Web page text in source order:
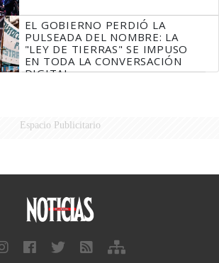
EL GOBIERNO PERDIÓ LA
PULSEADA DEL NOMBRE: LA
"LEY DE TIERRAS" SE IMPUSO
EN TODA LA CONVERSACIÓN
DIGITAL
Espacio Publicitario